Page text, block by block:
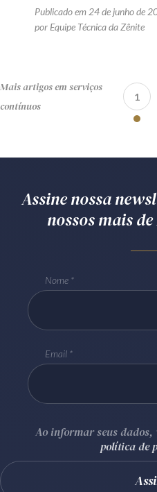
Publicado em 24 de junho de
por Equipe Técnica da Zênite
Mais artigos em serviços
contínuos
1
Assine nossa
nossos mais
Nome
Email
Ao informar seus dados,
política de